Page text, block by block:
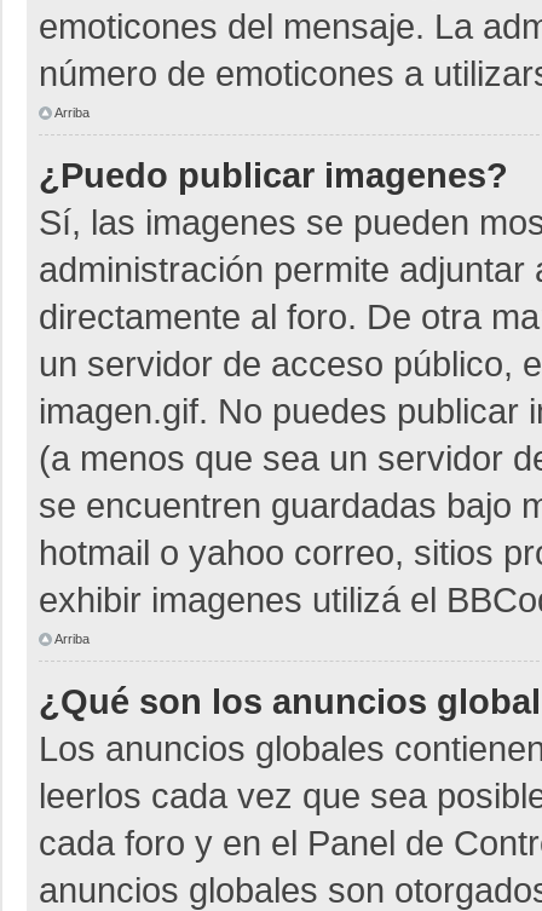
emoticones del mensaje. La
número de emoticones a
Arriba
¿Puedo publicar imagenes?
Sí, las imagenes se pueden
administración permite
directamente al foro. De otra
un servidor de acceso público,
imagen.gif. No puedes publicar
(a menos que sea un servidor
se encuentren guardadas bajo
hotmail o yahoo correo, sitios
exhibir imagenes utilizá el
Arriba
¿Qué son los anuncios
Los anuncios globales
leerlos cada vez que sea
cada foro y en el Panel de
anuncios globales son